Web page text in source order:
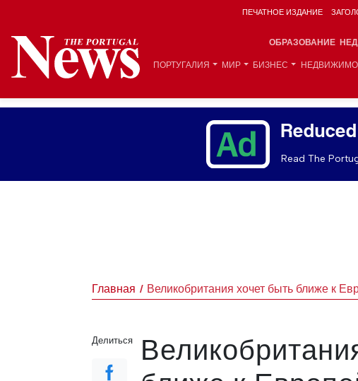
ПЕЧАТНОЕ ИЗДАНИЕ
ОБРАЗОВАНИЕ
ПОРТУГАЛИЯ МИР БИЗНЕС
Read The
Главная Великобритания хочет быть ближе к
Делиться